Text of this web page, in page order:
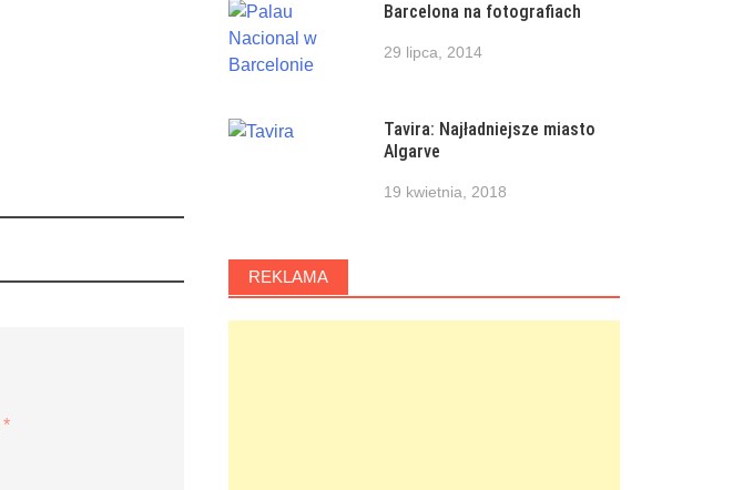
*
Barcelona na fotografiach
29 lipca, 2014
Tavira: Najładniejsze miasto
Algarve
19 kwietnia, 2018
REKLAMA